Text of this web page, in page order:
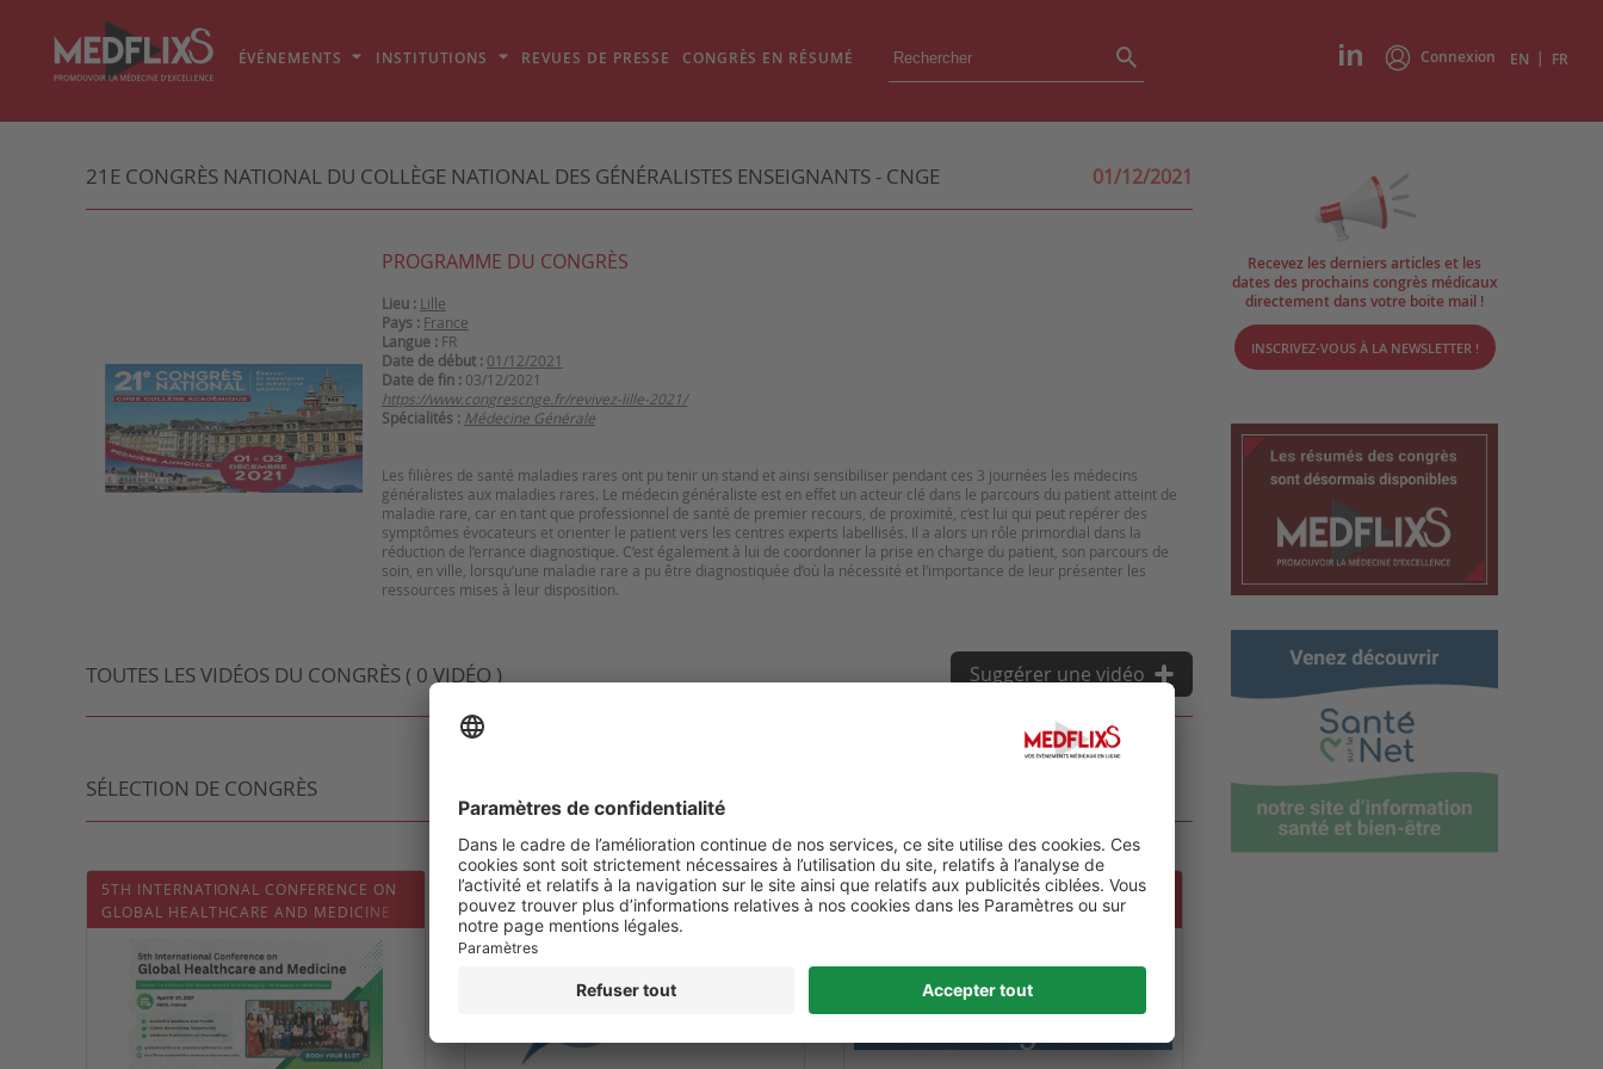
Connexion EN | FR
ÉVÉNEMENTS INSTITUTIONS REVUES DE PRESSE CONGRÈS EN RÉSUMÉ
21E CONGRÈS NATIONAL DU COLLÈGE NATIONAL DES GÉNÉRALISTES ENSEIGNANTS - CNGE 01/12/2021
PROGRAMME DU CONGRÈS
Lieu : Lille
Pays : France
Langue : FR
Date de début : 01/12/2021
Date de fin : 03/12/2021
https://www.congrescnge.fr/revivez-lille-2021/
Spécialités : Médecine Générale
Les filières de santé maladies rares ont pu tenir un stand et ainsi sensibiliser pendant ces 3 journées les médecins
généralistes aux maladies rares. Le médecin généraliste est en effet un acteur clé dans le parcours du patient atteint de
maladie rare, car en tant que professionnel de santé de premier recours, de proximité, c’est lui qui peut repérer des
symptômes évocateurs et orienter le patient vers les centres experts labellisés. Il a alors un rôle primordial dans la
réduction de l’errance diagnostique. C’est également à lui de coordonner la prise en charge du patient, son parcours de
soin, en ville, lorsqu’une maladie rare a pu être diagnostiquée d’où la nécessité et l’importance de leur présenter les
TOUTES LES VIDÉOS DU CONGRÈS ( 0 VIDÉO ) Suggérer une vidéo
SÉLECTION DE CONGRÈS
5TH INTERNATIONAL CONFERENCE ON
GLOBAL HEALTHCARE AND MEDICINE
QATAR HEALTH INTERNATIONAL (QHI)
CONGRESS-2027
DIGITAL HEALTH 2027 - 6- GLOBAL
CONGRESS ON DIGITAL HEALTH,
Recevez les derniers articles et les
dates des prochains congrès médicaux
directement dans votre boite mail !
INSCRIVEZ-VOUS À LA NEWSLETTER !